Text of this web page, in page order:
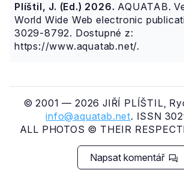
Plíštil, J. (Ed.) 2026. AQUATAB.
World Wide Web electronic
3029-8792. Dostupné z:
https://www.aquatab.net/.
© 2001 — 2026 JIŘÍ PLÍŠTIL,
info@aquatab.net. ISSN
ALL PHOTOS © THEIR
Napsat komentář